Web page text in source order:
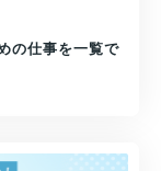
の仕事を一覧で